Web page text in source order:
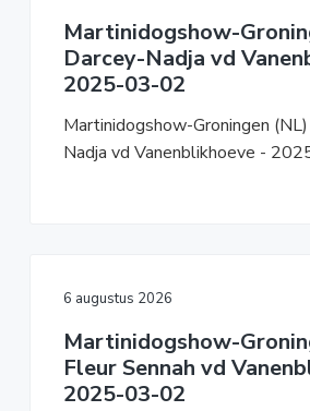
Martinidogshow-
Darcey-Nadja vd
2025-03-02
Martinidogshow-Groningen
Nadja vd Vanenblikhoeve -
6 augustus 2026
Martinidogshow-
Fleur Sennah vd
2025-03-02